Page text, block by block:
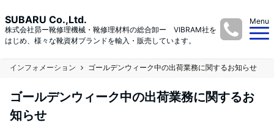
SUBARU Co.,Ltd.
株式会社昴ー靴修理機械・靴修理材料の総合卸ー VIBRAM社を
はじめ、様々な靴資材ブランドを輸入・販売しています。
Menu
インフォメーション ゴールデンウィーク中の出荷業務に関するお知らせ
ゴールデンウィーク中の出荷業務に関するお
知らせ